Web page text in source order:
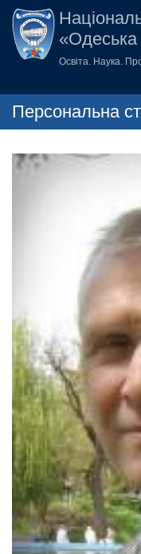
Перейти до основного
«Одеська
Освіта. Наука.
Персональна